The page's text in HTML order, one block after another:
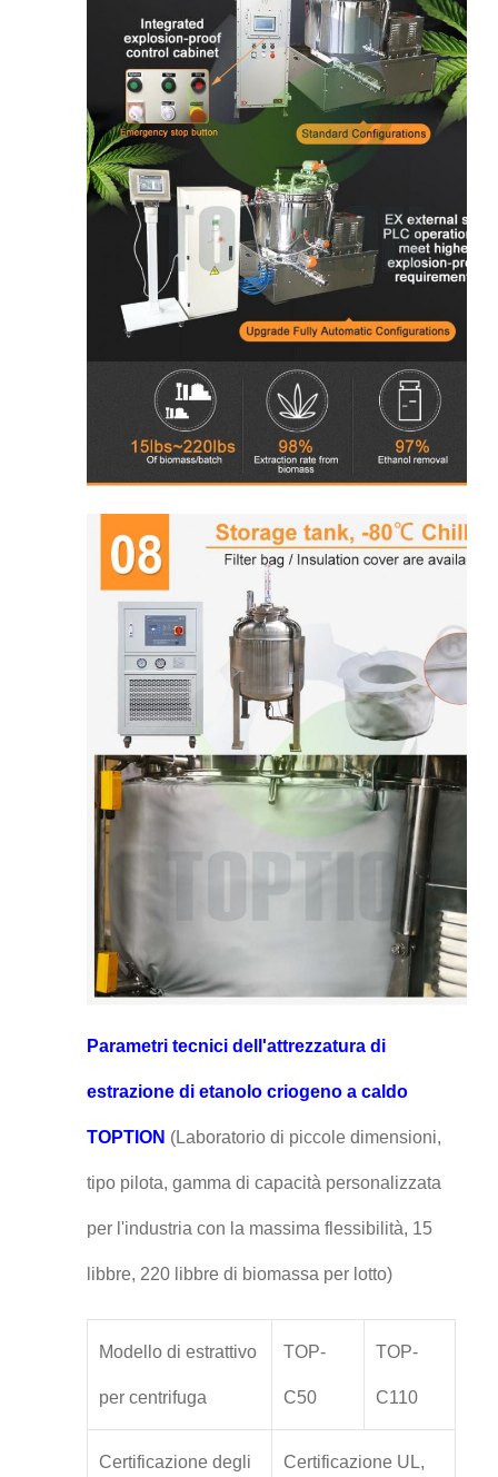
Parametri tecnici dell'attrezzatura di
estrazione di etanolo criogeno a caldo
TOPTION (Laboratorio di piccole dimensioni,
tipo pilota, gamma di capacità personalizzata
per l'industria con la massima flessibilità, 15
libbre, 220 libbre di biomassa per lotto)
Modello di estrattivo
per centrifuga
TOP-
C50
TOP-
C110
Certificazione degli Certificazione UL,